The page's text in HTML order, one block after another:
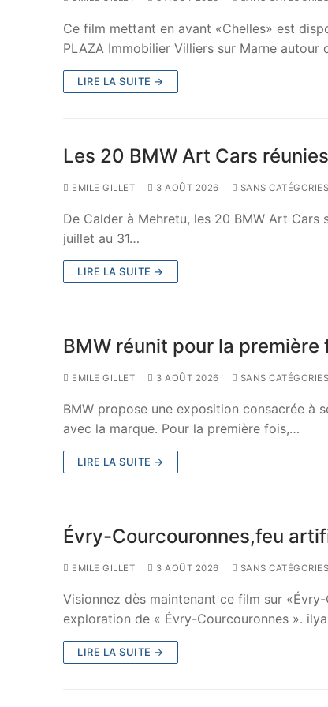
Ce film mettant en avant «Chelles» est
PLAZA Immobilier Villiers sur Marne autour
LIRE LA SUITE →
Les 20 BMW Art Cars
EMILE GILLET 3 AOÛT 2026 SANS CATÉGORIES
De Calder à Mehretu, les 20 BMW Art Cars
juillet au 31…
LIRE LA SUITE →
BMW réunit pour la
EMILE GILLET 3 AOÛT 2026 SANS CATÉGORIES
BMW propose une exposition consacrée à
avec la marque. Pour la première fois,…
LIRE LA SUITE →
Évry-Courcouronnes,feu
EMILE GILLET 3 AOÛT 2026 SANS CATÉGORIES
Visionnez dès maintenant ce film sur
exploration de « Évry-Courcouronnes ».
LIRE LA SUITE →